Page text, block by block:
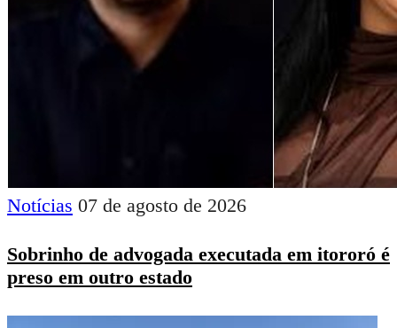
Notícias 07 de agosto de 2026
Sobrinho de advogada executada em itororó é
preso em outro estado